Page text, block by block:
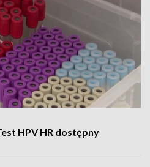
HPV HR dostępny